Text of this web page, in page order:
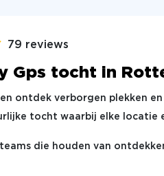
79 reviews
Gps tocht in
en ontdek verborgen plekken
tocht waarbij elke locatie
die houden van